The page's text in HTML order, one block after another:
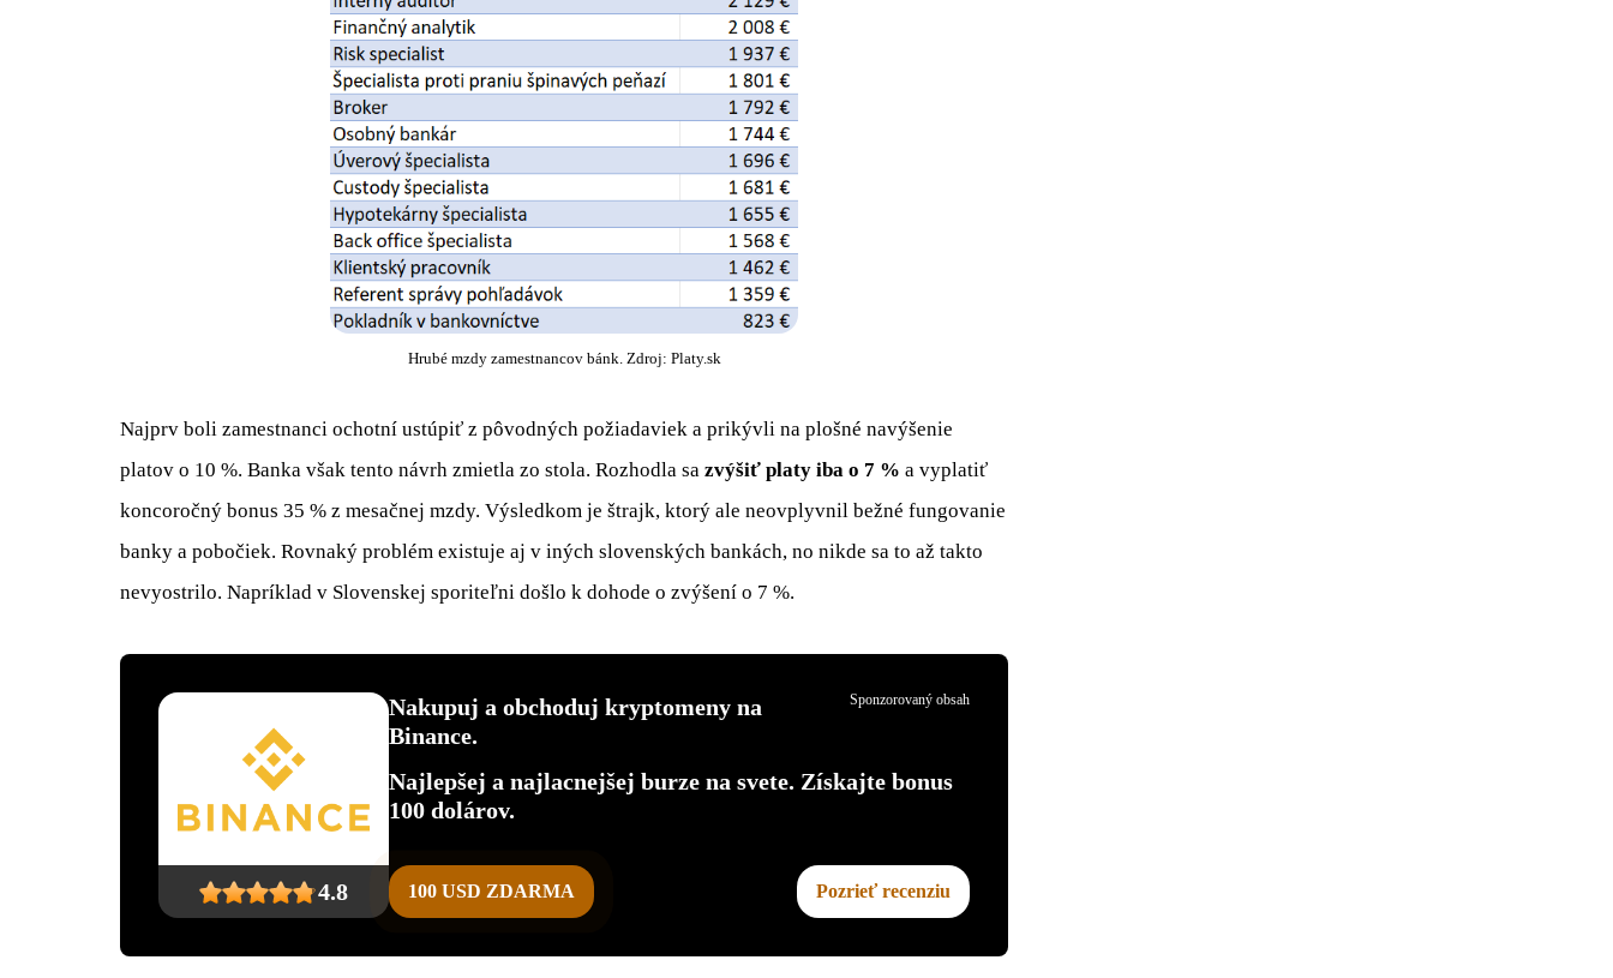
Hrubé mzdy zamestnancov bánk. Zdroj: Platy.sk
Najprv boli zamestnanci ochotní ustúpiť z pôvodných požiadaviek a prikývli na plošné navýšenie
platov o 10 %. Banka však tento návrh zmietla zo stola. Rozhodla sa zvýšiť platy iba o 7 % a vyplatiť
koncoročný bonus 35 % z mesačnej mzdy. Výsledkom je štrajk, ktorý ale neovplyvnil bežné fungovanie
banky a pobočiek. Rovnaký problém existuje aj v iných slovenských bankách, no nikde sa to až takto
nevyostrilo. Napríklad v Slovenskej sporiteľni došlo k dohode o zvýšení o 7 %.
4.8
Nakupuj a obchoduj kryptomeny na
Binance.
Najlepšej a najlacnejšej burze na svete. Získajte bonus
100 dolárov.
100 USD ZDARMA Pozrieť recenziu
Sponzorovaný obsah